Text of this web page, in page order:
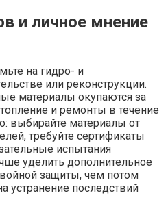
и личное мнение
на гидро- и
или реконструкции.
материалы окупаются за
и ремонты в течение
выбирайте материалы от
требуйте сертификаты
испытания
уделить дополнительное
защиты, чем потом
устранение последствий